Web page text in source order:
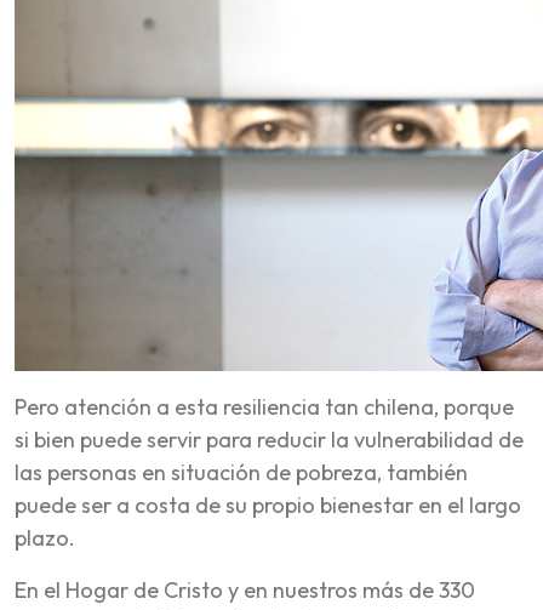
Pero atención a esta resiliencia tan chilena, porque
si bien puede servir para reducir la vulnerabilidad de
las personas en situación de pobreza, también
puede ser a costa de su propio bienestar en el largo
plazo.
En el Hogar de Cristo y en nuestros más de 330